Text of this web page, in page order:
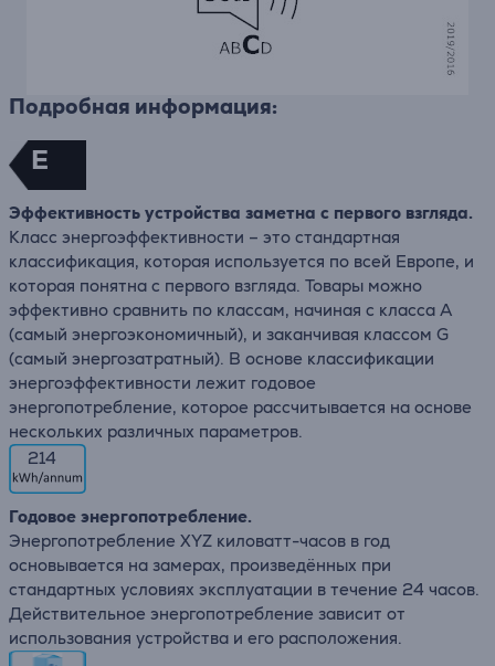
Подробная информация:
E
Эффективность устройства заметна с первого взгляда.
Класс энергоэффективности – это стандартная
классификация, которая используется по всей Европе, и
которая понятна с первого взгляда. Товары можно
эффективно сравнить по классам, начиная с класса А
(самый энергоэкономичный), и заканчивая классом G
(самый энергозатратный). В основе классификации
энергоэффективности лежит годовое
энергопотребление, которое рассчитывается на основе
нескольких различных параметров.
214
Годовое энергопотребление.
Энергопотребление XYZ киловатт-часов в год
основывается на замерах, произведённых при
стандартных условиях эксплуатации в течение 24 часов.
Действительное энергопотребление зависит от
использования устройства и его расположения.